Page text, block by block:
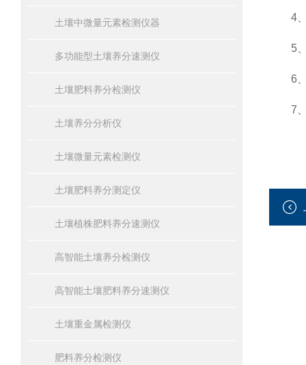
土壤中微量元素检测仪器
多功能型土壤养分速测仪
土壤肥料养分检测仪
土壤养分分析仪
土壤微量元素检测仪
土壤肥料养分测定仪
土壤植株肥料养分速测仪
高智能土壤养分检测仪
高智能土壤肥料养分速测仪
土壤重金属检测仪
肥料养分检测仪
4、
5、
6、
7、